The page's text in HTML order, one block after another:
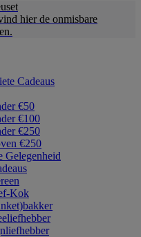
hier de onmisbare
Cadeaus
€50
€100
€250
€250
Gelegenheid
Kok